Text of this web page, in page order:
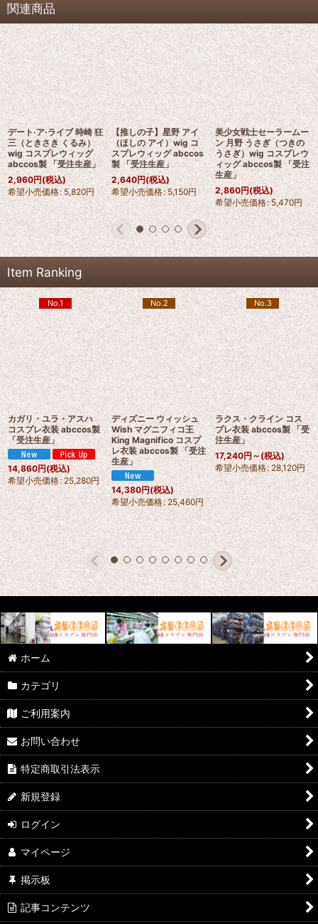
関連商品
デート·ア·ライブ 時崎 狂
三（ときさき くるみ）
wig コスプレウィッグ
abccos製 「受注生産」
2,960円(税込)
希望小売価格: 5,820円
【推しの子】星野 アイ
（ほしの アイ）wig コ
スプレウィッグ abccos
製 「受注生産」
2,640円(税込)
希望小売価格: 5,150円
美少女戦士セーラームー
ン 月野 うさぎ（つきの
うさぎ）wig コスプレウ
ィッグ abccos製 「受注
生産」
2,860円(税込)
希望小売価格: 5,470円
Item Ranking
No.1
カガリ・ユラ・アスハ
コスプレ衣装 abccos製
「受注生産」
14,860円(税込)
希望小売価格: 25,280円
No.2
ディズニー ウィッシュ
Wish マグニフィコ王
King Magnifico コスプ
レ衣装 abccos製 「受注
生産」
14,380円(税込)
希望小売価格: 25,460円
No.3
ラクス・クライン コス
プレ衣装 abccos製 「受
注生産」
17,240円～(税込)
希望小売価格: 28,120円
ホーム
カテゴリ
ご利用案内
お問い合わせ
特定商取引法表示
新規登録
ログイン
マイページ
掲示板
記事コンテンツ